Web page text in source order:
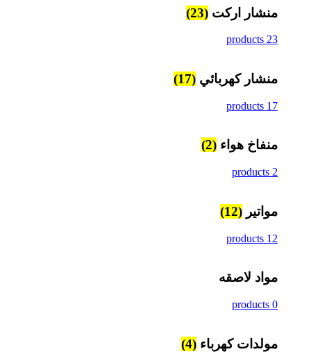
منشار اركت (23)
23 products
منشار كهربائي (17)
17 products
منفاخ هواء (2)
2 products
مواتير (12)
12 products
مواد لاصقه
0 products
مولدات كهرباء (4)